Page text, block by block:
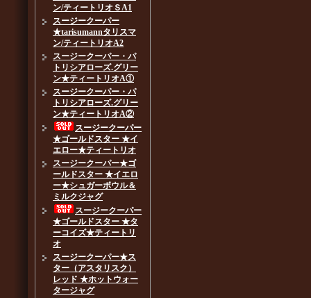
ン/ティートリオＳA1
スージークーパー
★tarisumannタリスマ
ン/ティートリオA2
スージークーパー・パ
トリシアローズ.グリー
ン★ティートリオA①
スージークーパー・パ
トリシアローズ.グリー
ン★ティートリオA②
スージークーパー
★ゴールドスター ★イ
エロー★ティートリオ
スージークーパー★ゴ
ールドスター ★イエロ
ー★シュガーボウル＆
ミルクジャグ
スージークーパー
★ゴールドスター ★タ
ーコイズ★ティートリ
オ
スージークーパー★ス
ター（アスタリスク）
レッド ★ホットウォー
タージャグ